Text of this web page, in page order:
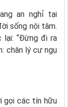
an nghỉ tại
sống nội tâm.
lại: “Đừng đi ra
chân lý cư ngụ
gọi các tín hữu